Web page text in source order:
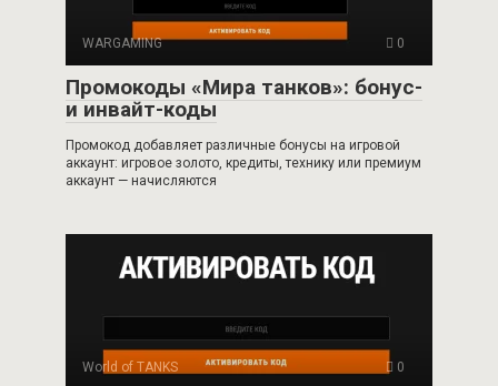
WARGAMING 0
Промокоды «Мира танков»: бонус-
и инвайт-коды
Промокод добавляет различные бонусы на игровой
аккаунт: игровое золото, кредиты, технику или премиум
аккаунт — начисляются
World of TANKS 0